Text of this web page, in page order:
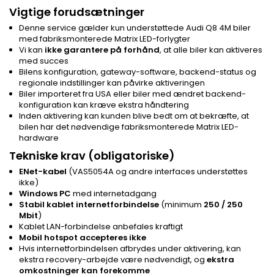
Vigtige forudsætninger
Denne service gælder kun understøttede Audi Q8 4M biler
med fabriksmonterede Matrix LED-forlygter
Vi kan ikke garantere på forhånd, at alle biler kan aktiveres
med succes
Bilens konfiguration, gateway-software, backend-status og
regionale indstillinger kan påvirke aktiveringen
Biler importeret fra USA eller biler med ændret backend-
konfiguration kan kræve ekstra håndtering
Inden aktivering kan kunden blive bedt om at bekræfte, at
bilen har det nødvendige fabriksmonterede Matrix LED-
hardware
Tekniske krav (obligatoriske)
ENet-kabel (VAS5054A og andre interfaces understøttes
ikke)
Windows PC med internetadgang
Stabil kablet internetforbindelse (minimum 250 / 250
Mbit)
Kablet LAN-forbindelse anbefales kraftigt
Mobil hotspot accepteres ikke
Hvis internetforbindelsen afbrydes under aktivering, kan
ekstra recovery-arbejde være nødvendigt, og ekstra
omkostninger kan forekomme